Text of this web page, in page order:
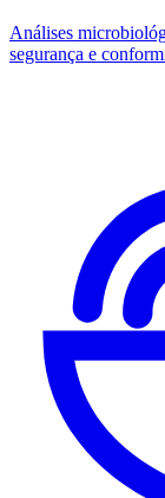
Análises
segurança e